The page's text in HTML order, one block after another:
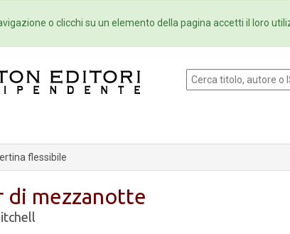
Collane Newsletter
flessibile
di mezzanotte
o clicchi su un elemento della pagina accetti il loro